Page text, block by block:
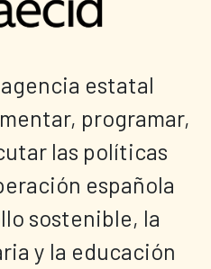
agencia estatal
programar,
las políticas
española
sostenible, la
y la educación